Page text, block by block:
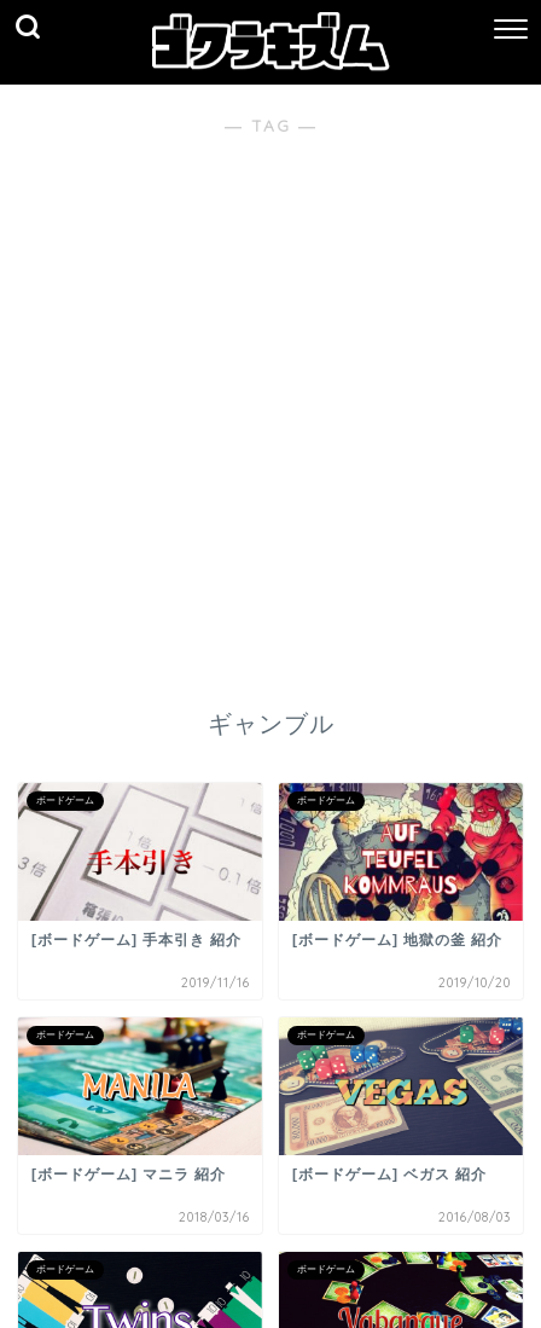
― TAG ―
ギャンブル
ボードゲーム
[ボードゲーム] 手本引き 紹介
2019/11/16
ボードゲーム
[ボードゲーム] 地獄の釜 紹介
2019/10/20
ボードゲーム
[ボードゲーム] マニラ 紹介
2018/03/16
ボードゲーム
[ボードゲーム] ベガス 紹介
2016/08/03
ボードゲーム ボードゲーム